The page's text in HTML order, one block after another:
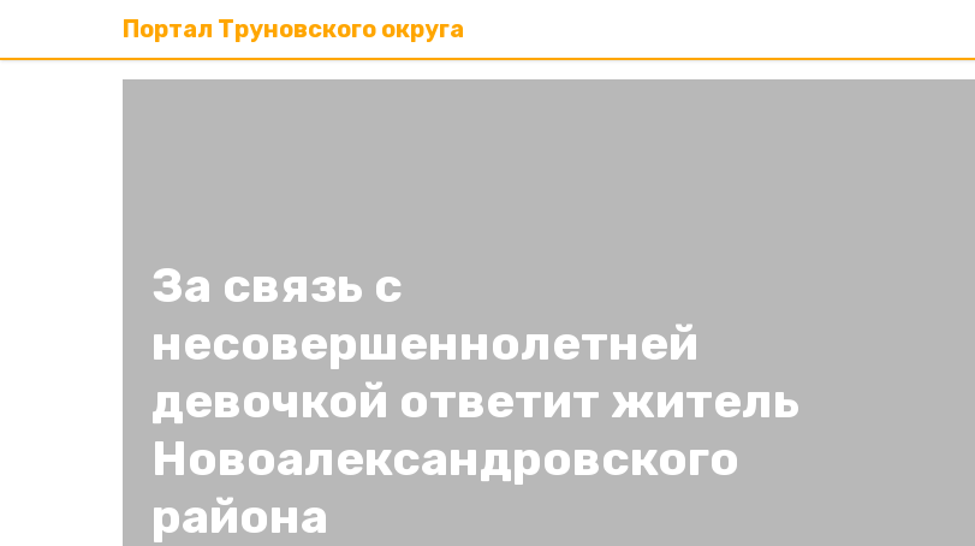
Портал Труновского округа
За связь с
несовершеннолетней
девочкой ответит житель
Новоалександровского
района